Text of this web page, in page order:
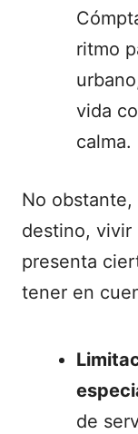
ritmo
vida
calma.
No
destino, vivir
presenta
tener en
de